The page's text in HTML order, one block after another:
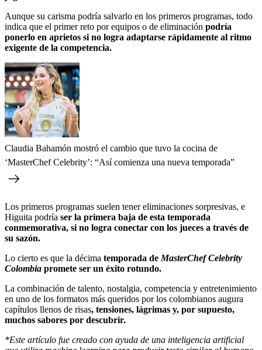
Aunque su carisma podría salvarlo en los primeros programas, todo
indica que el primer reto por equipos o de eliminación podría
ponerlo en aprietos si no logra adaptarse rápidamente al ritmo
exigente de la competencia.
Claudia Bahamón mostró el cambio que tuvo la cocina de
‘MasterChef Celebrity’: “Así comienza una nueva temporada”
Los primeros programas suelen tener eliminaciones sorpresivas, e
Higuita podría ser la primera baja de esta temporada
conmemorativa, si no logra conectar con los jueces a través de
su sazón.
Lo cierto es que la décima temporada de MasterChef Celebrity
Colombia promete ser un éxito rotundo.
La combinación de talento, nostalgia, competencia y entretenimiento
en uno de los formatos más queridos por los colombianos augura
capítulos llenos de risas, tensiones, lágrimas y, por supuesto,
muchos sabores por descubrir.
*Este artículo fue creado con ayuda de una inteligencia artificial